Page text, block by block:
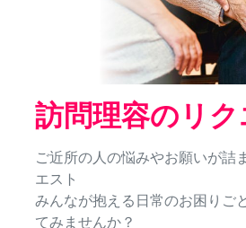
訪問理容のリク
ご近所の人の悩みやお願いが詰
エスト
みんなが抱える日常のお困りご
てみませんか？